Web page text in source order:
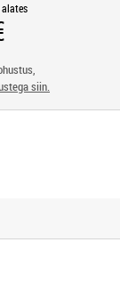
alates
siin.